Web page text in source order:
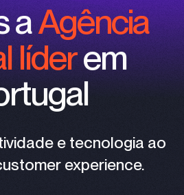
Clientes
Vagas
aAgência
líderem
e tecnologia ao
experience.